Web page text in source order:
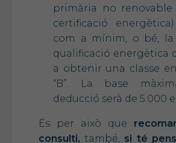
primària no
certificació
com a mínim, o bé,
qualificació energètica
a obtenir una classe
“B”. La base
deducció serà de 5.000
És per això que
consulti,també, si té